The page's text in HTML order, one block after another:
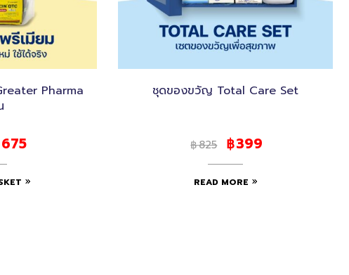
Pharma
ชุดของขวัญ Total Care Set
฿825 ฿399
READ MORE